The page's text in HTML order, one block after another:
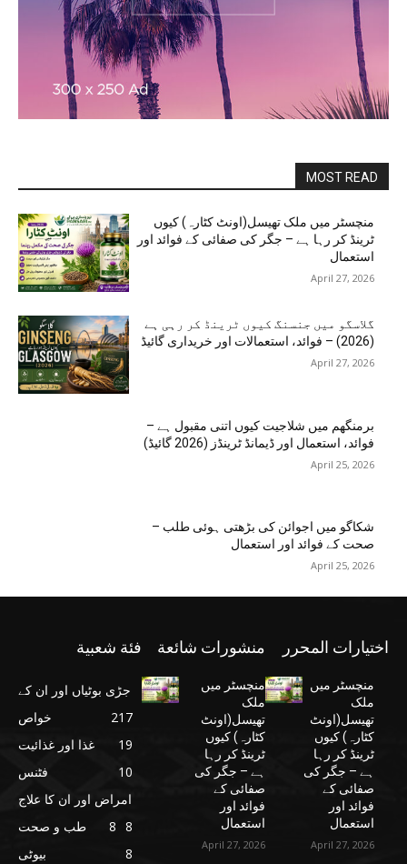
MOST READ
منچسٹر میں ملک تھیسل(اونٹ کٹارہ) کیوں
ٹرینڈ کر رہا ہے – جگر کی صفائی کے فوائد اور
استعمال
April 27, 2026
گلاسگو میں جنسنگ کیوں ٹرینڈ کر رہی ہے
(2026) – فوائد، استعمالات اور خریداری گائیڈ
April 27, 2026
برمنگھم میں شلاجیت کیوں اتنی مقبول ہے –
فوائد، استعمال اور ڈیمانڈ ٹرینڈز (2026 گائیڈ)
April 25, 2026
شکاگو میں اجوائن کی بڑھتی ہوئی طلب –
صحت کے فوائد اور استعمال
April 25, 2026
اختيارات المحرر
منچسٹر میں
ملک
تھیسل(اونٹ
کٹارہ) کیوں
ٹرینڈ کر رہا
ہے – جگر کی
صفائی کے
فوائد اور
استعمال
April 27, 2026
منشورات شائعة
منچسٹر میں
ملک
تھیسل(اونٹ
کٹارہ) کیوں
ٹرینڈ کر رہا
ہے – جگر کی
صفائی کے
فوائد اور
استعمال
April 27, 2026
فئة شعبية
جڑی بوٹیاں اور ان کے
خواص
217
غذا اور غذائیت
19
فٹنس
10
امراض اور ان کا علاج
8
طب و صحت
8
بیوٹی
8